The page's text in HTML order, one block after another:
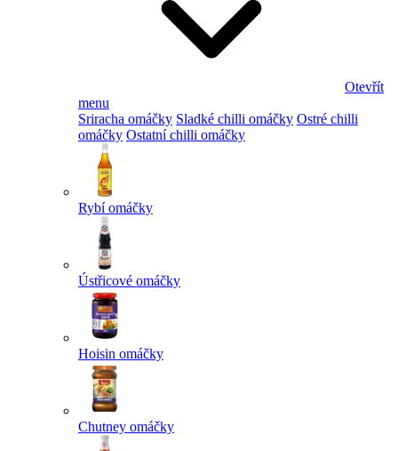
Otevřít
menu
Sriracha omáčky Sladké chilli omáčky Ostré chilli
omáčky Ostatní chilli omáčky
Rybí omáčky
Ústřicové omáčky
Hoisin omáčky
Chutney omáčky